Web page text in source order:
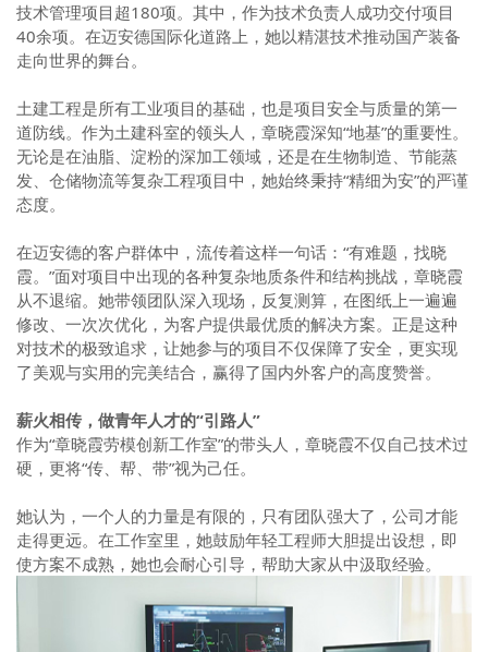
技术管理项目超180项。其中，作为技术负责人成功交付项目
40余项。在迈安德国际化道路上，她以精湛技术推动国产装备
走向世界的舞台。
土建工程是所有工业项目的基础，也是项目安全与质量的第一
道防线。作为土建科室的领头人，章晓霞深知“地基”的重要性。
无论是在油脂、淀粉的深加工领域，还是在生物制造、节能蒸
发、仓储物流等复杂工程项目中，她始终秉持“精细为安”的严谨
态度。
在迈安德的客户群体中，流传着这样一句话：“有难题，找晓
霞。”面对项目中出现的各种复杂地质条件和结构挑战，章晓霞
从不退缩。她带领团队深入现场，反复测算，在图纸上一遍遍
修改、一次次优化，为客户提供最优质的解决方案。正是这种
对技术的极致追求，让她参与的项目不仅保障了安全，更实现
了美观与实用的完美结合，赢得了国内外客户的高度赞誉。
薪火相传，做青年人才的“引路人”
作为“章晓霞劳模创新工作室”的带头人，章晓霞不仅自己技术过
硬，更将“传、帮、带”视为己任。
她认为，一个人的力量是有限的，只有团队强大了，公司才能
走得更远。在工作室里，她鼓励年轻工程师大胆提出设想，即
使方案不成熟，她也会耐心引导，帮助大家从中汲取经验。